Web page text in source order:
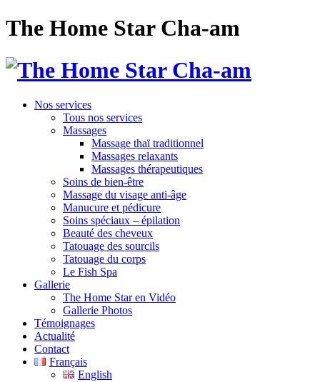
The Home Star Cha-am
Nos services
Tous nos services
Massages
Massage thaï traditionnel
Massages relaxants
Massages thérapeutiques
Soins de bien-être
Massage du visage anti-âge
Manucure et pédicure
Soins spéciaux – épilation
Beauté des cheveux
Tatouage des sourcils
Tatouage du corps
Le Fish Spa
Gallerie
The Home Star en Vidéo
Gallerie Photos
Témoignages
Actualité
Contact
Français
English